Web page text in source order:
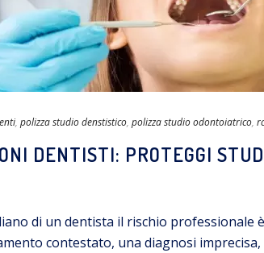
, polizza studio denstistico, polizza studio odontoiatrico,
DENTISTI: PROTEGGI
di un dentista il rischio professionale
contestato, una diagnosi